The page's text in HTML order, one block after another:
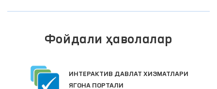
Фойдали ҳаволалар
ИНТЕРАКТИВ ДАВЛАТ ХИЗМАТЛАРИ
ЯГОНА ПОРТАЛИ